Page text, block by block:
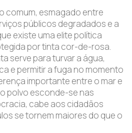
comum, esmagado entre
públicos degradados e a
existe uma elite política
por tinta cor-de-rosa.
serve para turvar a água,
e permitir a fuga no momento
importante entre o mar e
polvo esconde-se nas
cabe aos cidadãos
se tornem maiores do que o